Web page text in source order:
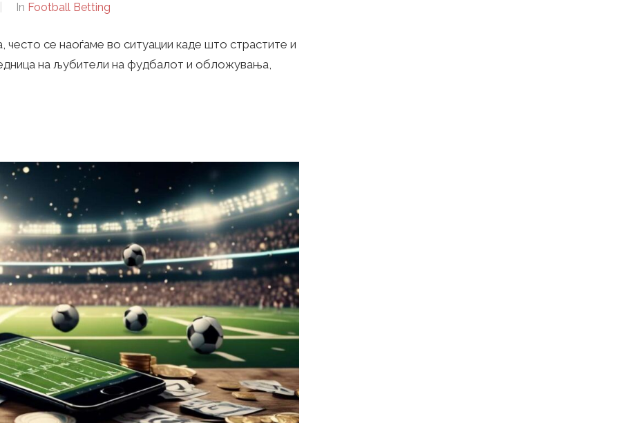
In Football Betting
се наоѓаме во ситуации каде што страстите и
на љубители на фудбалот и обложувања,